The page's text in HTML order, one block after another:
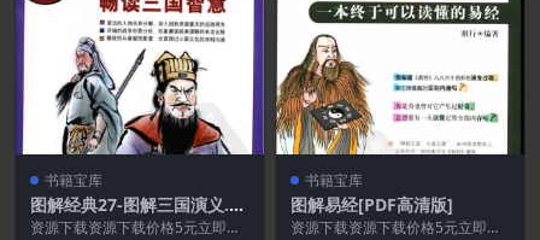
书籍宝库
图解经典27-图解三国演义.P
DF
资源下载资源下载价格5元立即购
书籍宝库
图解易经[PDF高清版]
资源下载资源下载价格5元立即购